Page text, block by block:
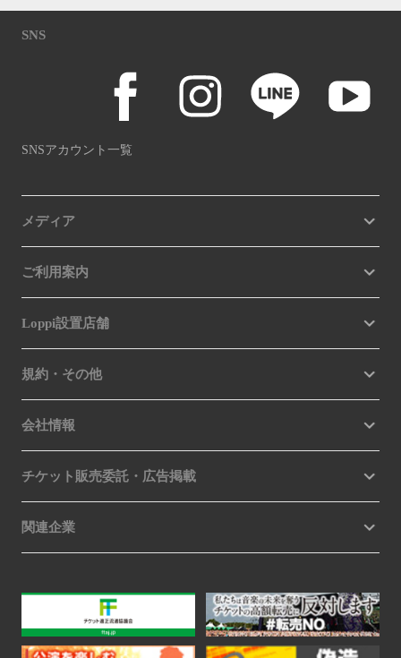
SNS
SNSアカウント一覧
メディア
ご利用案内
Loppi設置店舗
規約・その他
会社情報
チケット販売委託・広告掲載
関連企業